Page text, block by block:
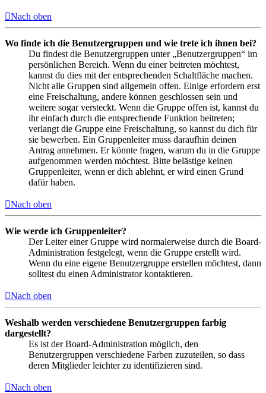
Nach oben
Wo finde ich die Benutzergruppen und wie trete ich ihnen bei?
Du findest die Benutzergruppen unter „Benutzergruppen“ im
persönlichen Bereich. Wenn du einer beitreten möchtest,
kannst du dies mit der entsprechenden Schaltfläche machen.
Nicht alle Gruppen sind allgemein offen. Einige erfordern erst
eine Freischaltung, andere können geschlossen sein und
weitere sogar versteckt. Wenn die Gruppe offen ist, kannst du
ihr einfach durch die entsprechende Funktion beitreten;
verlangt die Gruppe eine Freischaltung, so kannst du dich für
sie bewerben. Ein Gruppenleiter muss daraufhin deinen
Antrag annehmen. Er könnte fragen, warum du in die Gruppe
aufgenommen werden möchtest. Bitte belästige keinen
Gruppenleiter, wenn er dich ablehnt, er wird einen Grund
dafür haben.
Nach oben
Wie werde ich Gruppenleiter?
Der Leiter einer Gruppe wird normalerweise durch die Board-
Administration festgelegt, wenn die Gruppe erstellt wird.
Wenn du eine eigene Benutzergruppe erstellen möchtest, dann
solltest du einen Administrator kontaktieren.
Nach oben
Weshalb werden verschiedene Benutzergruppen farbig
dargestellt?
Es ist der Board-Administration möglich, den
Benutzergruppen verschiedene Farben zuzuteilen, so dass
deren Mitglieder leichter zu identifizieren sind.
Nach oben